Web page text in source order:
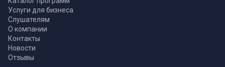
Услуги для бизнеса
Слушателям
О компании
Контакты
Новости
Отзывы